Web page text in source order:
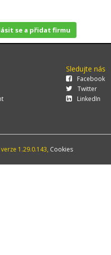
se a přidat firmu
Sledujte nás
Facebook
Twitter
LinkedIn
1.29.0.143, Cookies